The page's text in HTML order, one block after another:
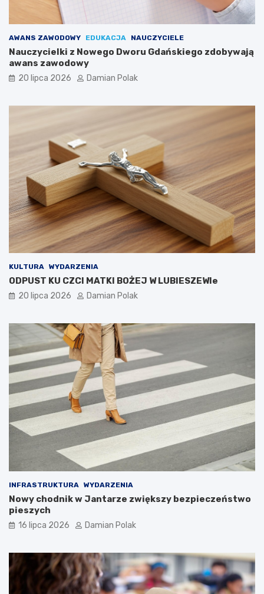
AWANS ZAWODOWY EDUKACJA NAUCZYCIELE
Nauczycielki z Nowego Dworu Gdańskiego zdobywają
awans zawodowy
20 lipca 2026 Damian Polak
KULTURA WYDARZENIA
ODPUST KU CZCI MATKI BOŻEJ W LUBIESZEWIe
20 lipca 2026 Damian Polak
INFRASTRUKTURA WYDARZENIA
Nowy chodnik w Jantarze zwiększy bezpieczeństwo
pieszych
16 lipca 2026 Damian Polak